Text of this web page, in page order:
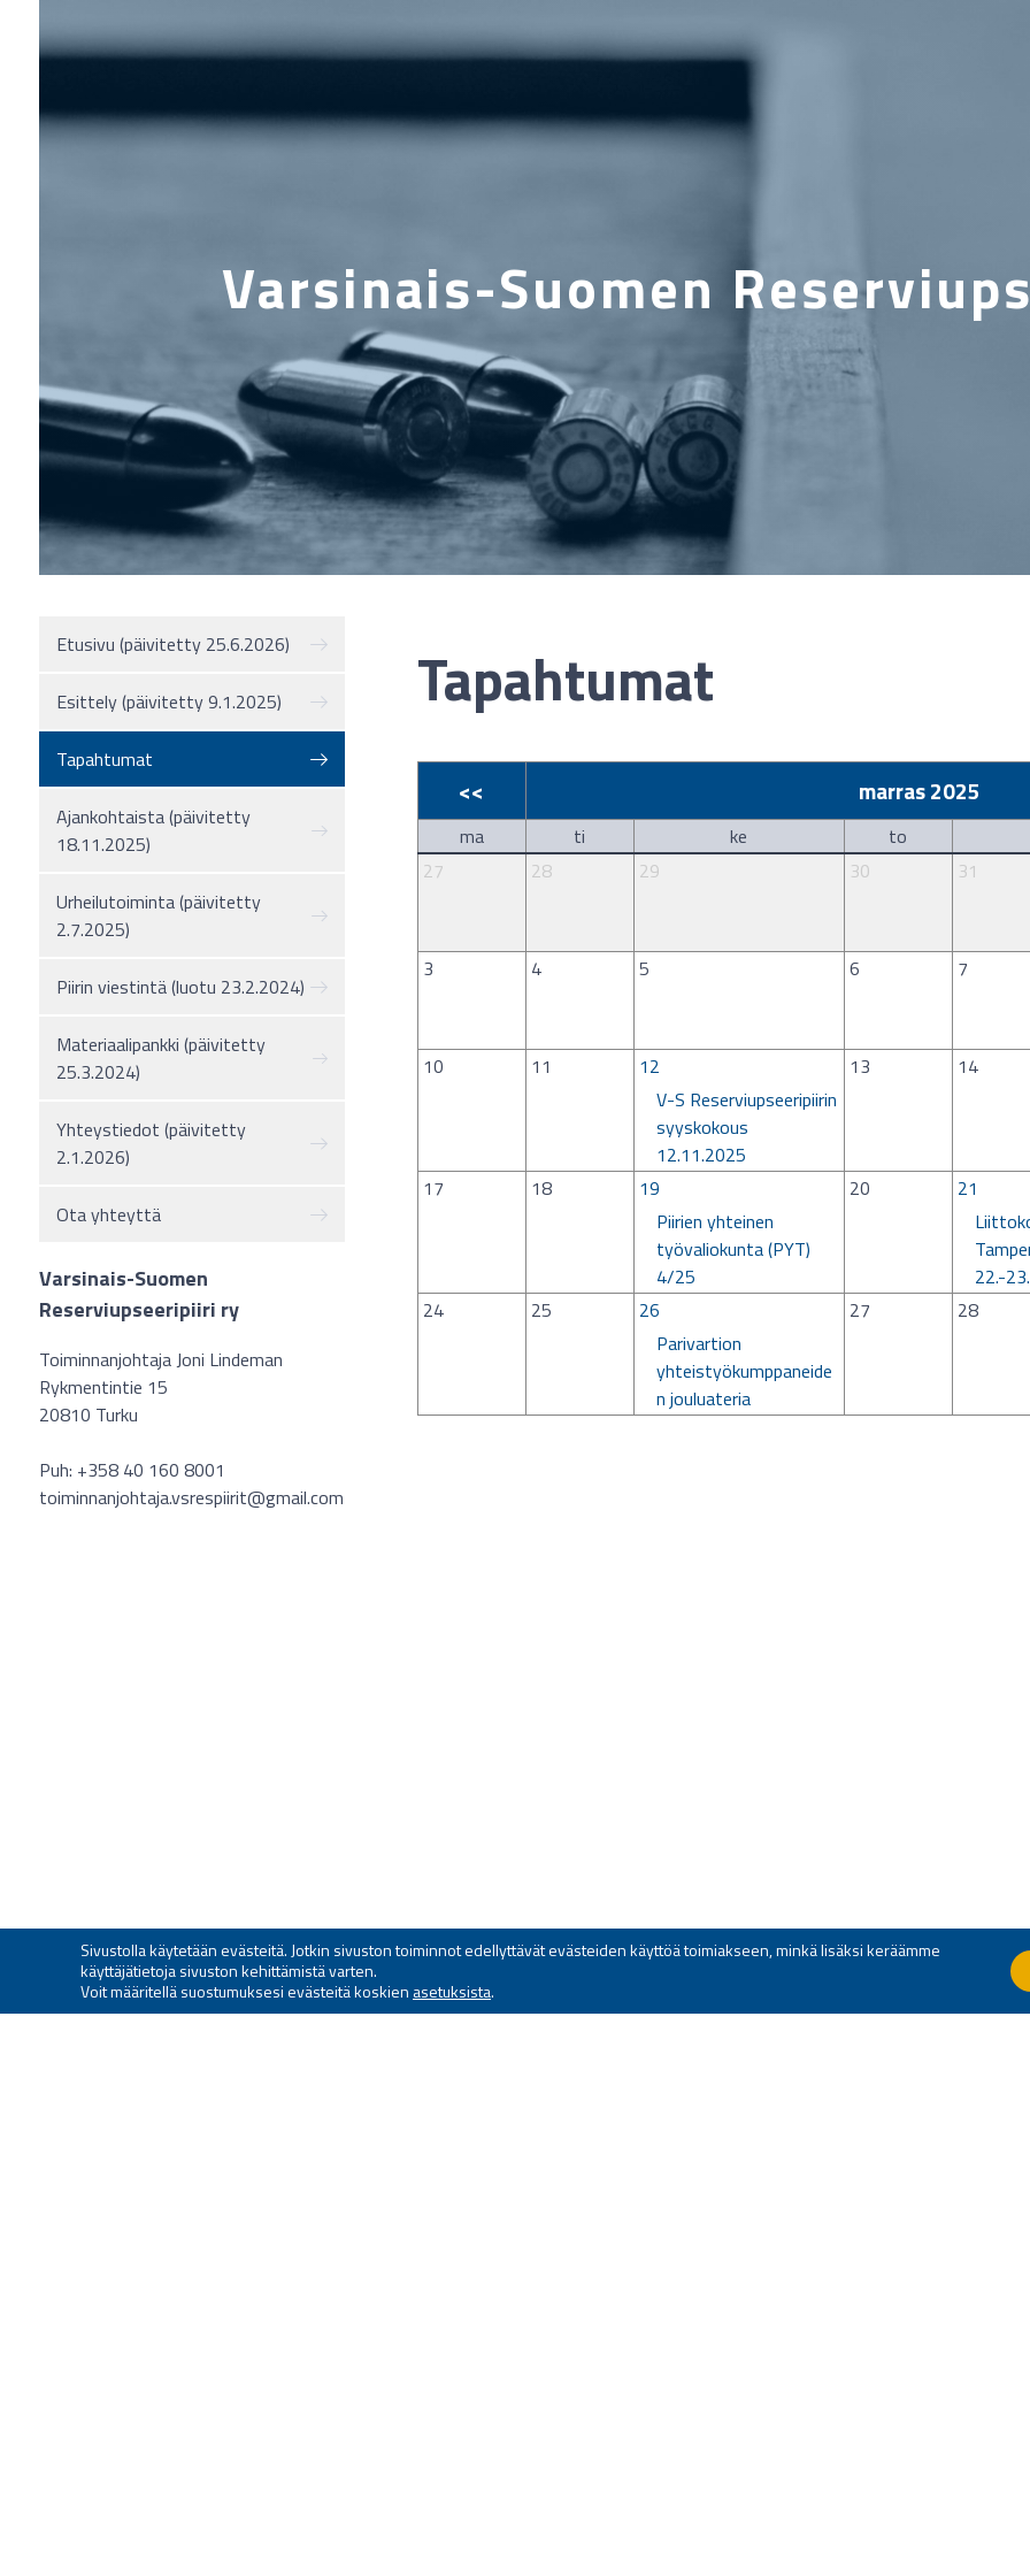
Varsinais-Suomen
Etusivu (päivitetty 25.6.2026)
Esittely (päivitetty 9.1.2025)
Tapahtumat
Ajankohtaista (päivitetty
18.11.2025)
Urheilutoiminta (päivitetty
2.7.2025)
Piirin viestintä (luotu 23.2.2024)
Materiaalipankki (päivitetty
25.3.2024)
Yhteystiedot (päivitetty
2.1.2026)
Ota yhteyttä
Varsinais-Suomen
Reserviupseeripiiri ry
Toiminnanjohtaja Joni Lindeman
Rykmentintie 15
20810 Turku
Puh: +358 40 160 8001
toiminnanjohtaja.vsrespiirit@gmail.com
Tapahtumat
<< marras 2025
ma ti ke to
27
28 29 30 31
3 4 5 6 7
10 11
12
V-S Reserviupseeripiirin
syyskokous
12.11.2025
13 14
17 18
19
Piirien yhteinen
työvaliokunta (PYT)
4/25
20
21
22.-
24
25
26
Parivartion
yhteistyökumppaneide
n jouluateria
27 28
Sivustolla käytetään evästeitä. Jotkin sivuston toiminnot edellyttävät evästeiden käyttöä toimiakseen, minkä lisäksi keräämme
käyttäjätietoja sivuston kehittämistä varten.
Voit määritellä suostumuksesi evästeitä koskien asetuksista.